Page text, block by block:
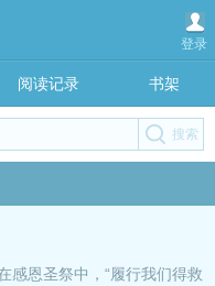
登录
阅读记录 书架
感恩圣祭中，“履行我们得救